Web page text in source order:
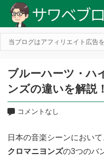
当ブログはアフィリエイト広告
ブルーハーツ・ハ
ンズの違いを解説！
コメントなし
日本の音楽シーンにおいて
クロマニヨンズの3つのバ